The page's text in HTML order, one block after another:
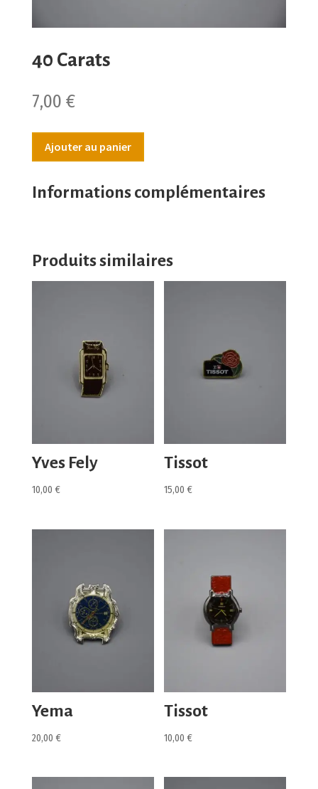
40 Carats
7,00 €
Ajouter au panier
Informations complémentaires
Produits similaires
Yves Fely
10,00 €
Tissot
15,00€
Yema
20,00 €
Tissot
10,00€